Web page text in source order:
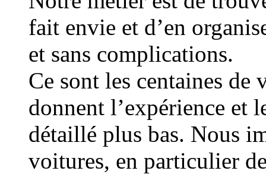
fait envie et d’en
et sans complications.
Ce sont les centaines
donnent l’expérience et
détaillé plus bas. Nous
voitures, en particulier